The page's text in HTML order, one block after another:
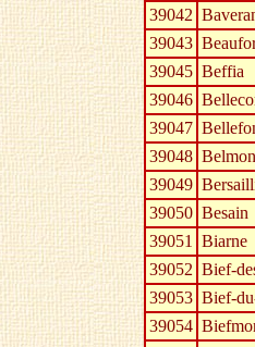
39042
39043
39045 Beffia
39046
39047
39048
39049
39050 Besain
39051 Biarne
39052 Bief-
39053 Bief-
39054